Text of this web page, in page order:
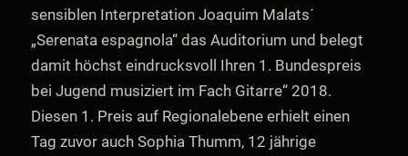
sensiblen Interpretation Joaquim Malats´
„Serenata espagnola“ das Auditorium und belegt
damit höchst eindrucksvoll Ihren 1. Bundespreis
bei Jugend musiziert im Fach Gitarre“ 2018.
Diesen 1. Preis auf Regionalebene erhielt einen
Tag zuvor auch Sophia Thumm, 12 jährige